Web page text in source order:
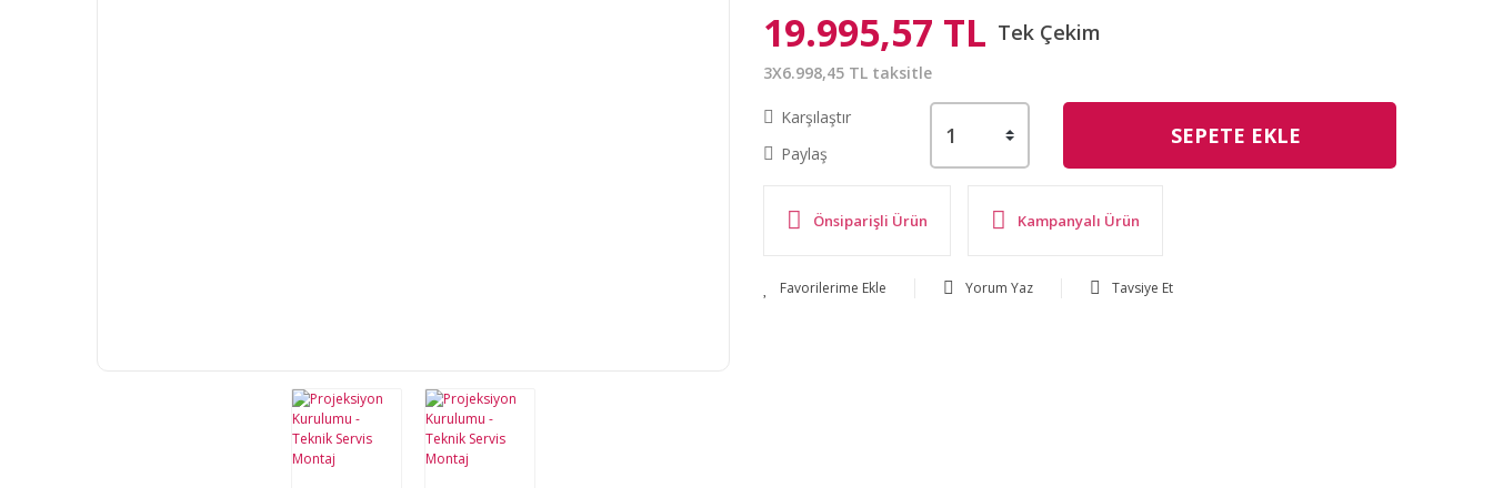
19.995,57 TL Tek Çekim
3X6.998,45 TL taksitle
Karşılaştır
Paylaş
SEPETE EKLE
Önsiparişli Ürün Kampanyalı Ürün
Yorum Yaz Tavsiye Et